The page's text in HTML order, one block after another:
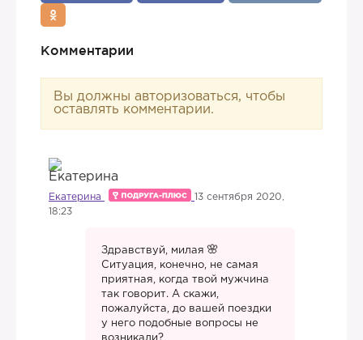
Комментарии
Вы должны авторизоваться, чтобы
оставлять комментарии.
Екатерина
13 сентября 2020,
18:23
Здравствуй, милая
Ситуация, конечно, не самая
приятная, когда твой мужчина
так говорит. А скажи,
пожалуйста, до вашей поездки
у него подобные вопросы не
возникали?